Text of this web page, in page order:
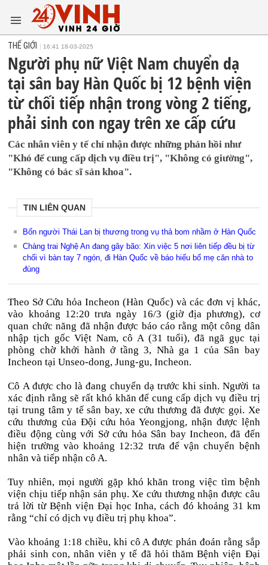
THẾ GIỚI 16:41 18-03-2025
Người phụ nữ Việt Nam chuyển dạ
tại sân bay Hàn Quốc bị 12 bệnh viện
từ chối tiếp nhận trong vòng 2 tiếng,
phải sinh con ngay trên xe cấp cứu
Các nhân viên y tế chỉ nhận được những phản hồi như
"Khó để cung cấp dịch vụ điều trị", "Không có giường",
"Không có bác sĩ sản khoa".
TIN LIÊN QUAN
Bốn người Thái Lan bị thương trong vụ thả bom nhầm ở Hàn Quốc
Chàng trai Nghệ An đang gây bão: Xin việc 5 nơi liên tiếp đều bị từ
chối vì bàn tay 7 ngón, đi Hàn Quốc về báo hiếu bố mẹ căn nhà to
đùng
Theo Sở Cứu hỏa Incheon (Hàn Quốc) và các đơn vị khác,
vào khoảng 12:20 trưa ngày 16/3 (giờ địa phương), cơ
quan chức năng đã nhận được báo cáo rằng một công dân
nhập tịch gốc Việt Nam, cô A (31 tuổi), đã ngã gục tại
phòng chờ khởi hành ở tầng 3, Nhà ga 1 của Sân bay
Incheon tại Unseo-dong, Jung-gu, Incheon.
Cô A được cho là đang chuyển dạ trước khi sinh. Người ta
xác định rằng sẽ rất khó khăn để cung cấp dịch vụ điều trị
tại trung tâm y tế sân bay, xe cứu thương đã được gọi. Xe
cứu thương của Đội cứu hỏa Yeongjong, nhận được lệnh
điều động cùng với Sở cứu hỏa Sân bay Incheon, đã đến
hiện trường vào khoảng 12:32 trưa để vận chuyển bệnh
nhân và tiếp nhận cô A.
Tuy nhiên, mọi người gặp khó khăn trong việc tìm bệnh
viện chịu tiếp nhận sản phụ. Xe cứu thương nhận được câu
trả lời từ Bệnh viện Đại học Inha, cách đó khoảng 31 km
rằng “chỉ có dịch vụ điều trị phụ khoa”.
Vào khoảng 1:18 chiều, khi cô A được phán đoán rằng sắp
phải sinh con, nhân viên y tế đã hỏi thăm Bệnh viện Đại